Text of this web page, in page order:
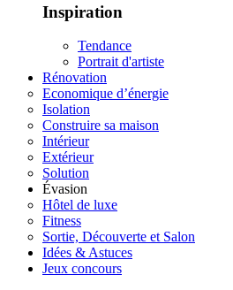
Inspiration
Tendance
Portrait d'artiste
Rénovation
Economique d’énergie
Isolation
Construire sa maison
Intérieur
Extérieur
Solution
Évasion
Hôtel de luxe
Fitness
Sortie, Découverte et Salon
Idées & Astuces
Jeux concours